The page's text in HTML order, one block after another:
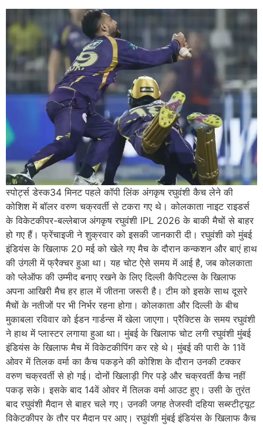
स्पोर्ट्स डेस्क34 मिनट पहले कॉपी लिंक अंगकृष रघुवंशी कैच लेने की
कोशिश में बॉलर वरुण चक्रवर्ती से टकरा गए थे। कोलकाता नाइट राइडर्स
के विकेटकीपर-बल्लेबाज अंगकृष रघुवंशी IPL 2026 के बाकी मैचों से बाहर
हो गए हैं। फ्रेंचाइजी ने शुक्रवार को इसकी जानकारी दी। रघुवंशी को मुंबई
इंडियंस के खिलाफ 20 मई को खेले गए मैच के दौरान कन्कशन और बाएं हाथ
की उंगली में फ्रैक्चर हुआ था। यह चोट ऐसे समय में आई है, जब कोलकाता
को प्लेऑफ की उम्मीद बनाए रखने के लिए दिल्ली कैपिटल्स के खिलाफ
अपना आखिरी मैच हर हाल में जीतना जरूरी है। टीम को इसके साथ दूसरे
मैचों के नतीजों पर भी निर्भर रहना होगा। कोलकाता और दिल्ली के बीच
मुकाबला रविवार को ईडन गार्डन्स में खेला जाएगा। प्रैक्टिस के समय रघुवंशी
ने हाथ में प्लास्टर लगाया हुआ था। मुंबई के खिलाफ चोट लगी रघुवंशी मुंबई
इंडियंस के खिलाफ मैच में विकेटकीपिंग कर रहे थे। मुंबई की पारी के 11वें
ओवर में तिलक वर्मा का कैच पकड़ने की कोशिश के दौरान उनकी टक्कर
वरुण चक्रवर्ती से हो गई। दोनों खिलाड़ी गिर पड़े और चक्रवर्ती कैच नहीं
पकड़ सके। इसके बाद 14वें ओवर में तिलक वर्मा आउट हुए। उसी के तुरंत
बाद रघुवंशी मैदान से बाहर चले गए। उनकी जगह तेजस्वी दहिया सब्स्टीट्यूट
विकेटकीपर के तौर पर मैदान पर आए। रघुवंशी मुंबई इंडियंस के खिलाफ कैच